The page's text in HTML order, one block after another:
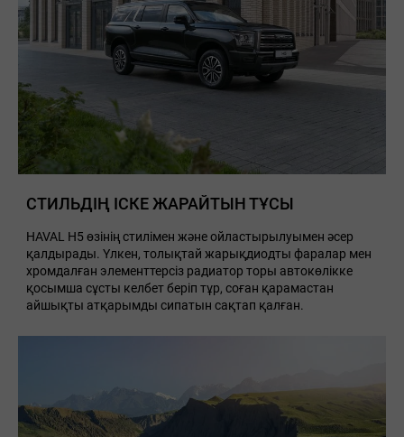
СТИЛЬДІҢ ІСКЕ ЖАРАЙТЫН ТҰСЫ
HAVAL H5 өзінің стилімен және ойластырылуымен әсер
қалдырады. Үлкен, толықтай жарықдиодты фаралар мен
хромдалған элементтерсіз радиатор торы автокөлікке
қосымша сұсты келбет беріп тұр, соған қарамастан
айшықты атқарымды сипатын сақтап қалған.